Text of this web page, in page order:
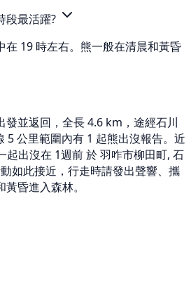
段最活躍?
在 19 時左右。熊一般在清晨和黃昏
發並返回，全長 4.6 km，途經石川
5 公里範圍內有 1 起熊出沒報告。近
起出沒在 1週前 於 羽咋市柳田町, 石
如此接近，行走時請發出聲響、攜
昏進入森林。